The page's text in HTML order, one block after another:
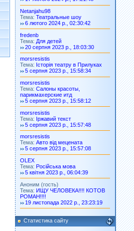
Netanjahu98
Тема: Театральные шоу
6 лютого 2024 р., 02:30:42
fredenb
Тема: Для детей
20 серпня 2023 р., 18:03:30
morsresistis
Тема: Історія театру в Прилуках
5 серпня 2023 р., 15:58:34
morsresistis
Тема: Салоны красоты,
парикмахерские итд
5 серпня 2023 р., 15:58:12
morsresistis
Тема: Іржавий текст
5 серпня 2023 р., 15:57:48
morsresistis
Тема: Авто від мецената
5 серпня 2023 р., 15:57:08
OLEX
Тема: Російська мова
5 квітня 2023 р., 06:04:39
Аноним (гость)
Тема: ИЩУ ЧЕЛОВЕКА!!!! КОТОВ
РОМАН!!!!
19 листопада 2022 р., 23:23:19
Статистика сайту